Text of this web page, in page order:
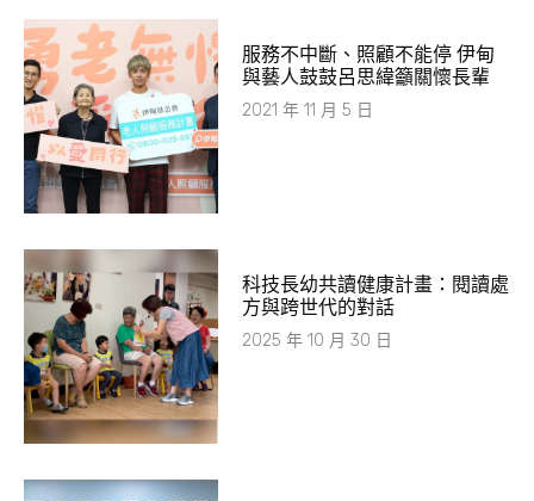
服務不中斷、照顧不能停 伊甸
與藝人鼓鼓呂思緯籲關懷長輩
2021 年 11 月 5 日
科技長幼共讀健康計畫：閱讀處
方與跨世代的對話
2025 年 10 月 30 日